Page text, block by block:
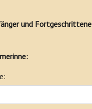
und Fortgeschrittene